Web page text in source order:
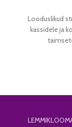
Looduslikud
kassidele ja